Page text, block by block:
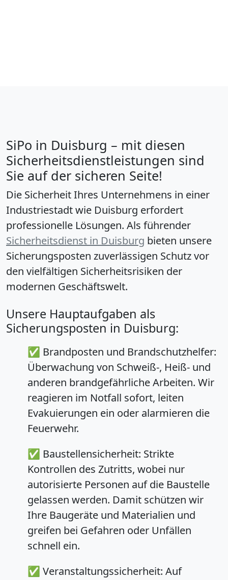
SiPo in Duisburg – mit diesen
Sicherheitsdienstleistungen sind
Sie auf der sicheren Seite!
Die Sicherheit Ihres Unternehmens in einer
Industriestadt wie Duisburg erfordert
professionelle Lösungen. Als führender
Sicherheitsdienst in Duisburg bieten unsere
Sicherungsposten zuverlässigen Schutz vor
den vielfältigen Sicherheitsrisiken der
modernen Geschäftswelt.
Unsere Hauptaufgaben als
Sicherungsposten in Duisburg:
✅ Brandposten und Brandschutzhelfer:
Überwachung von Schweiß-, Heiß- und
anderen brandgefährliche Arbeiten. Wir
reagieren im Notfall sofort, leiten
Evakuierungen ein oder alarmieren die
Feuerwehr.
✅ Baustellensicherheit: Strikte
Kontrollen des Zutritts, wobei nur
autorisierte Personen auf die Baustelle
gelassen werden. Damit schützen wir
Ihre Baugeräte und Materialien und
greifen bei Gefahren oder Unfällen
schnell ein.
✅ Veranstaltungssicherheit: Auf